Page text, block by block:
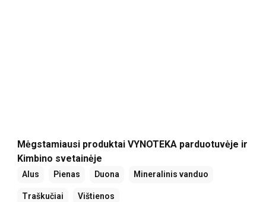
Mėgstamiausi produktai VYNOTEKA parduotuvėje ir
Kimbino svetainėje
Alus Pienas Duona Mineralinis vanduo
Traškučiai Vištienos